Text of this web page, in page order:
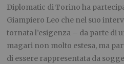
Diplomatic di Torino ha
Giampiero Leo che nel suo
tornata l’esigenza – da parte di
magari non molto estesa, ma
di essere rappresentata da